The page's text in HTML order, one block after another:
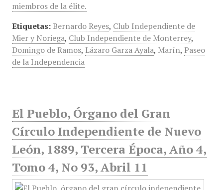
miembros de la élite.
Etiquetas: Bernardo Reyes, Club Independiente de
Mier y Noriega, Club Independiente de Monterrey,
Domingo de Ramos, Lázaro Garza Ayala, Marín, Paseo
de la Independencia
El Pueblo, Órgano del Gran
Círculo Independiente de Nuevo
León, 1889, Tercera Época, Año 4,
Tomo 4, No 93, Abril 11